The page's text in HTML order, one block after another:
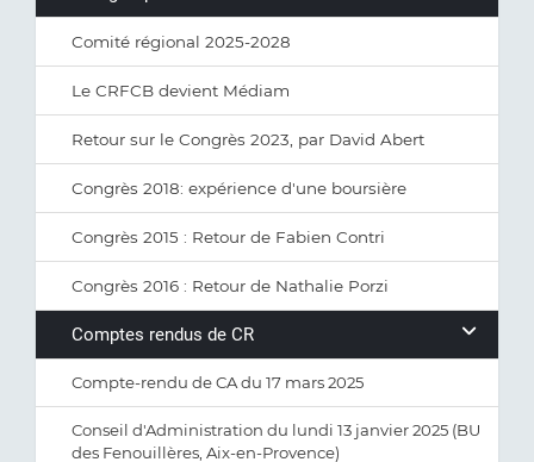
Comité régional 2025-2028
Le CRFCB devient Médiam
Retour sur le Congrès 2023, par David Abert
Congrès 2018: expérience d'une boursière
Congrès 2015 : Retour de Fabien Contri
Congrès 2016 : Retour de Nathalie Porzi
Comptes rendus de CR
Compte-rendu de CA du 17 mars 2025
Conseil d'Administration du lundi 13 janvier 2025 (BU
des Fenouillères, Aix-en-Provence)